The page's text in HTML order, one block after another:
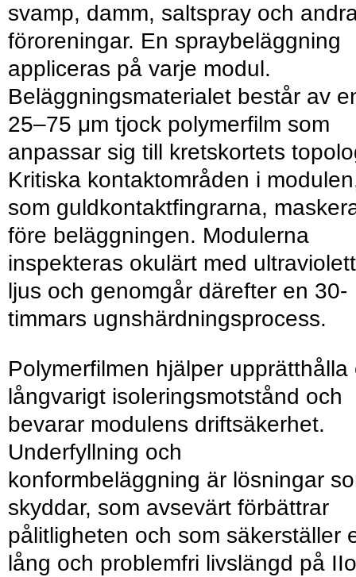
svamp, damm, saltspray och
föroreningar. En spraybeläggning
appliceras på varje modul.
Beläggningsmaterialet består av
25–75 μm tjock polymerfilm som
anpassar sig till kretskortets
Kritiska kontaktområden i
som guldkontaktfingrarna,
före beläggningen. Modulerna
inspekteras okulärt med ultraviolett
ljus och genomgår därefter en 30-
timmars ugnshärdningsprocess.
Polymerfilmen hjälper upprätthålla
långvarigt isoleringsmotstånd och
bevarar modulens driftsäkerhet.
Underfyllning och
konformbeläggning är lösningar
skyddar, som avsevärt förbättrar
pålitligheten och som säkerställer
lång och problemfri livslängd på